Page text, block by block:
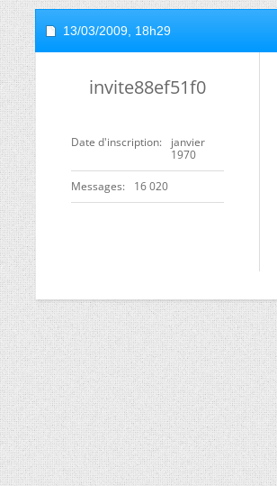
13/03/2009, 18h29
invite88ef51f0
Date d'inscription
janvier
1970
Messages 16 020